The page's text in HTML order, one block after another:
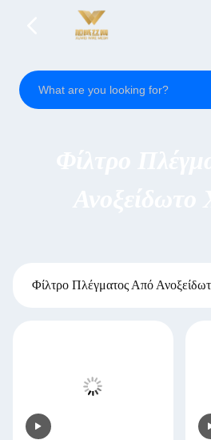
Φίλτρο Πλέγματος Από